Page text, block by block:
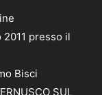
2011 presso il
Bisci
SUL